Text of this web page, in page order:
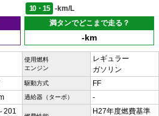
10・15
-km/L
満タンでどこまで走る？
-km
使用燃料
エンジン
レギュラー
ガソリン
駆動方式 FF
過給器（ターボ） -
201
H27年度燃費基準